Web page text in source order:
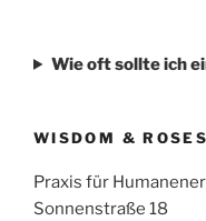
Wie oft sollte ich
WISDOM & ROSES
Praxis für
Sonnenstraße 18